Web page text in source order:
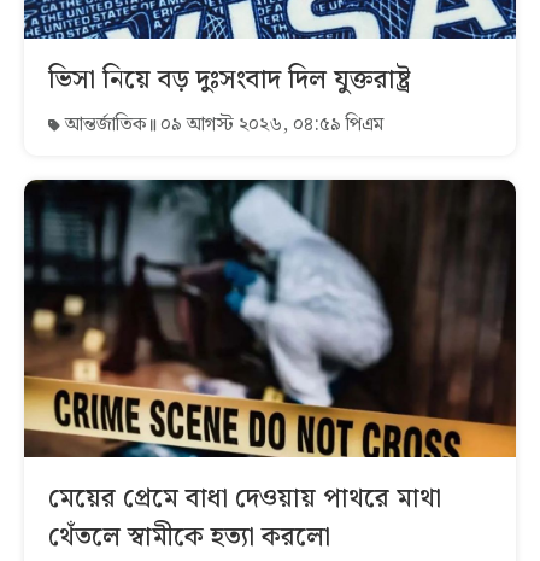
ভিসা নিয়ে বড় দুঃসংবাদ দিল যুক্তরাষ্ট্র
আন্তর্জাতিক ০৯ আগস্ট ২০২৬, ০৪:৫৯ পিএম
মেয়ের প্রেমে বাধা দেওয়ায় পাথরে মাথা
থেঁতলে স্বামীকে হত্যা করলো